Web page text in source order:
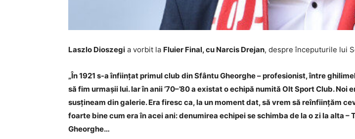
Laszlo Dioszegi a vorbit la Fluier Final, cu Narcis Drejan, despre începuturile lui
„În 1921 s-a înființat primul club din Sfântu Gheorghe – profesionist, între
să fim urmașii lui. Iar în anii ’70–’80 a existat o echipă numită Olt Sport Club.
susțineam din galerie. Era firesc ca, la un moment dat, să vrem să reînființăm
foarte bine cum era în acei ani: denumirea echipei se schimba de la o zi la alta
Gheorghe…